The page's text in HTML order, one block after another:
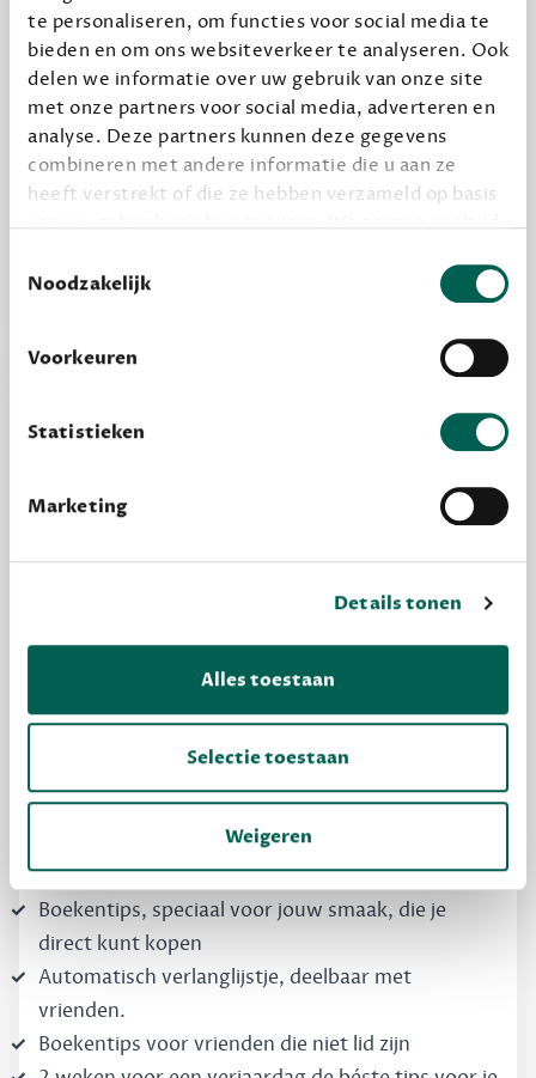
te personaliseren, om functies voor social media te
bieden en om ons websiteverkeer te analyseren. Ook
delen we informatie over uw gebruik van onze site
met onze partners voor social media, adverteren en
analyse. Deze partners kunnen deze gegevens
combineren met andere informatie die u aan ze
heeft verstrekt of die ze hebben verzameld op basis
grondslag gebeurt, en er niet onnodig data van je
wordt verwerkt. Gevoelige persoonsgegevens delen
Noodzakelijk
Voorkeuren
Statistieken
Marketing
Details tonen
Alles toestaan
Selectie toestaan
Weigeren
Geef cadeau
Alles van Dewey Free
Word een bovengemiddelde lezer met 6 boeken
per jaar
Dewey Free
Krijg boekentips, persoonlijk voor jou en je
vrienden. Krijg én geef betere cadeaus.
Schrijf nu gratis in
Boekentips, speciaal voor jouw smaak, die je
direct kunt kopen
Automatisch verlanglijstje, deelbaar met
vrienden.
Boekentips voor vrienden die niet lid zijn